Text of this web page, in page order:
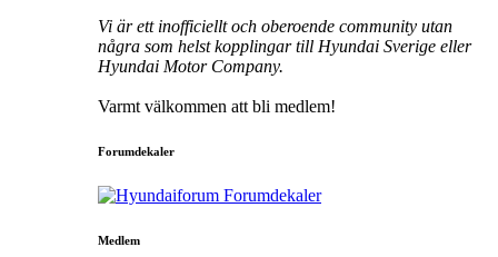
Vi är ett inofficiellt och oberoende community utan
några som helst kopplingar till Hyundai Sverige eller
Hyundai Motor Company.
Varmt välkommen att bli medlem!
Forumdekaler
Medlem